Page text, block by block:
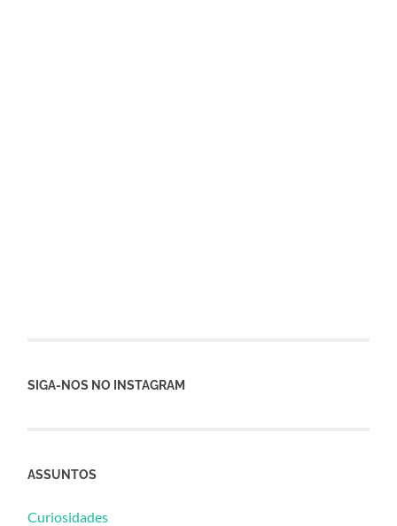
SIGA-NOS NO INSTAGRAM
ASSUNTOS
Curiosidades